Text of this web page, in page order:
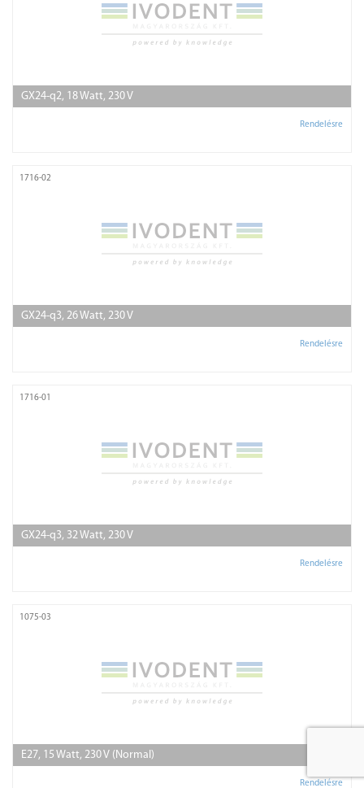
GX24-q2, 18 Watt, 230 V
Rendelésre
1716-02
GX24-q3, 26 Watt, 230 V
Rendelésre
1716-01
GX24-q3, 32 Watt, 230 V
Rendelésre
1075-03
E27, 15 Watt, 230 V (Normal)
Rendelésre